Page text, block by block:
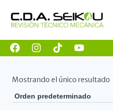
Mostrando el único resultado